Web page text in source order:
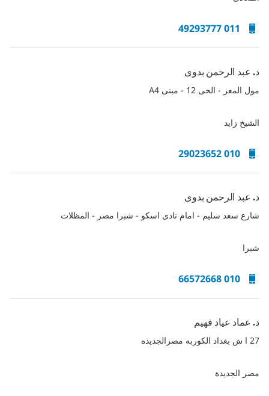
011 49293777
د. عبد الرحمن بدوى
مول المعز - الحى 12 - مبنى A4
الشيخ زايد
010 29023652
د. عبد الرحمن بدوى
شارع سعد سليم - امام نادى اسكو - شبرا مصر - المظلات
شبرا
010 66572668
د. عماد عياد فهيم
27 ا ش بغداد الكوربه مصرالجديده
مصر الجديدة